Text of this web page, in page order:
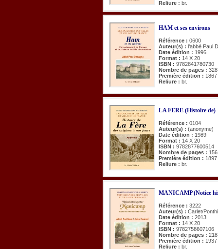
Reliure : br.
HAM et ses environs
Référence : 0600
Auteur(s) : l'abbé Paul
Date édition : 1996
Format : 14 X 20
ISBN : 9782841780730
Nombre de pages : 328
Première édition : 1867
Reliure : br.
LA FERE (Histoire de)
Référence : 0104
Auteur(s) : (anonyme)
Date édition : 1989
Format : 14 X 20
ISBN : 9782877600514
Nombre de pages : 156
Première édition : 1897
Reliure : br.
MANICAMP (Notice
Référence : 3222
Auteur(s) : Carlet/
Date édition : 2013
Format : 14 X 20
ISBN : 9782758607106
Nombre de pages : 218
Première édition : 1937
Reliure : br.